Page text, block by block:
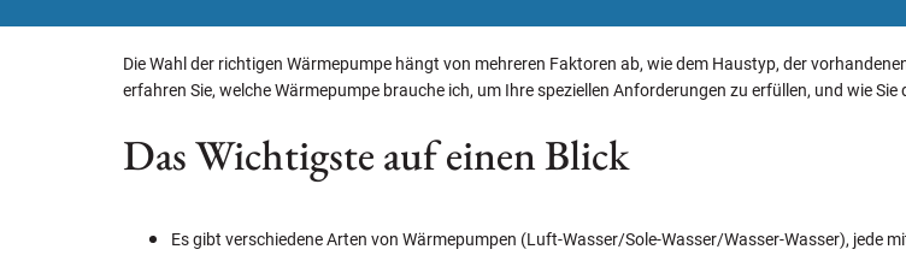
Die Wahl der richtigen Wärmepumpe hängt von mehreren Faktoren ab, wie dem Haustyp, der
erfahren Sie, welche Wärmepumpe brauche ich, um Ihre speziellen Anforderungen zu erfüllen, und wie
Das Wichtigste auf einen Blick
Es gibt verschiedene Arten von Wärmepumpen (Luft-Wasser/Sole-Wasser/Wasser-Wasser), jede